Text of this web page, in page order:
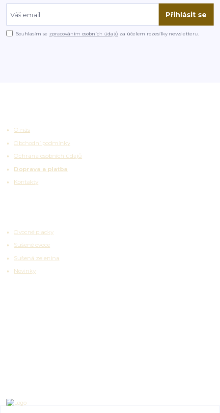
Přihlásit se
Souhlasím se zpracováním osobních údajů za účelem rozesílky newsletteru.
O nás
Obchodní podmínky
Ochrana osobních údajů
Doprava a platba
Kontakty
Ovocné placky
Sušené ovoce
Sušená zelenina
Novinky